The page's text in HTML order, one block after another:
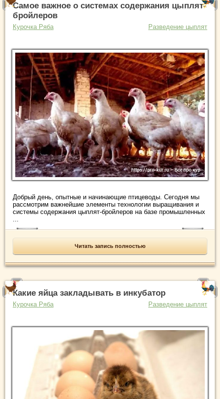
Самое важное о системах содержания цыплят-
бройлеров
Курочка Ряба Разведение цыплят
Добрый день, опытные и начинающие птицеводы. Сегодня мы
рассмотрим важнейшие элементы технологии выращивания и
системы содержания цыплят-бройлеров на базе промышленных
...
Читать запись полностью
Какие яйца закладывать в инкубатор
Курочка Ряба Разведение цыплят